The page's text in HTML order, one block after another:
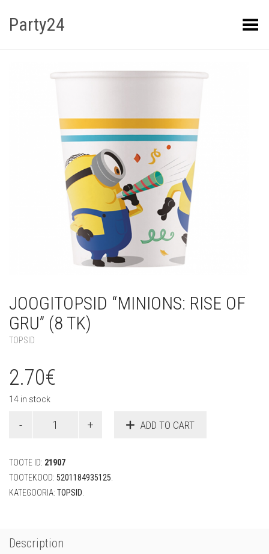
Party24 Kuva menüü
JOOGITOPSID “MINIONS: RISE OF
GRU” (8 TK)
TOPSID
2.70€
14 in stock
"Minions:
Gru"
(8
tk)
ADD TO CART
TOOTE ID: 21907
TOOTEKOOD: 5201184935125
KATEGOORIA: TOPSID
Description